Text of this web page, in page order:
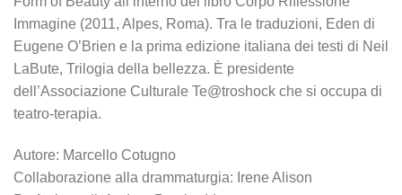
Immagine (2011, Alpes, Roma). Tra le traduzioni, Eden di
Eugene O’Brien e la prima edizione italiana dei testi di Neil
LaBute, Trilogia della bellezza. È presidente
dell’Associazione Culturale Te@troshock che si occupa di
teatro-terapia.
Autore: Marcello Cotugno
Collaborazione alla drammaturgia: Irene Alison